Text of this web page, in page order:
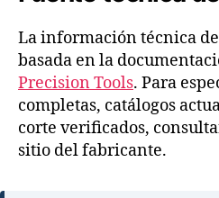
La información técnica
basada en la
Precision Tools. Para
completas, catálogos
corte verificados,
sitio del fabricante.